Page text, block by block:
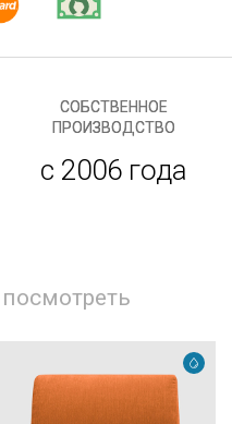
СОБСТВЕННОЕ
ПРОИЗВОДСТВО
с 2006 года